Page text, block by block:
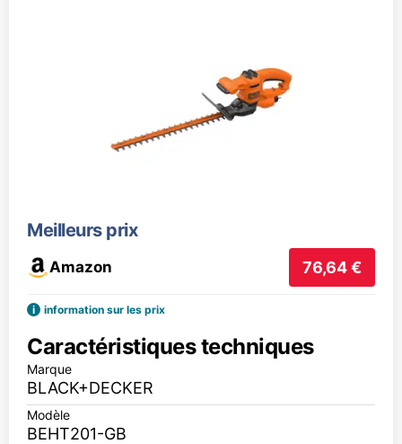
Meilleurs prix
Amazon 76,64 €
i information sur les prix
Caractéristiques techniques
Marque
BLACK+DECKER
Modèle
BEHT201-GB